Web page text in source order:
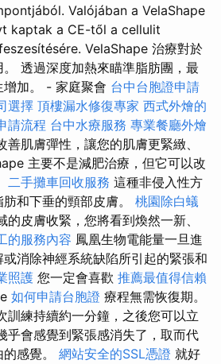
Valójában a VelaShape
kaptak a CE-től a cellulit
VelaShape 治療對於
透過深度加熱來瞄準脂肪團，最
加。 - 家庭聚會 台中台胞證申請
選擇 頂樓漏水修復專家 西式外燴的
請流程 台中水療服務 專業餐廳外燴
善肌膚彈性，讓您的肌膚更緊緻、
主要不是減肥治療，但它可以改
二手攤車回收服務 這種非侵入性方
和下垂的頸部皮膚。 桃園除白蟻
的皮膚收緊，您將看到煥然一新、
的服務內容 鳳凰生物電能量一旦進
消除神經系統缺陷所引起的緊張和
照護 您一定會喜歡 推薦最值得信賴
如何申請台胞證 療程無需恢復期。
訓練持續約一分鐘，之後您可以立
乎會感覺到緊張感消失了，取而代
感覺。 網站安全的SSL憑證 就好